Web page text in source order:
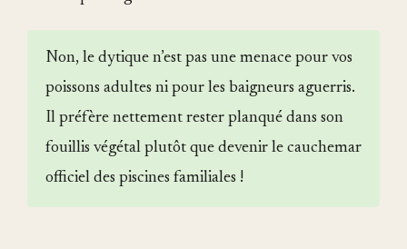
Non, le dytique n’est pas une menace pour vos
poissons adultes ni pour les baigneurs aguerris.
Il préfère nettement rester planqué dans son
fouillis végétal plutôt que devenir le cauchemar
officiel des piscines familiales !